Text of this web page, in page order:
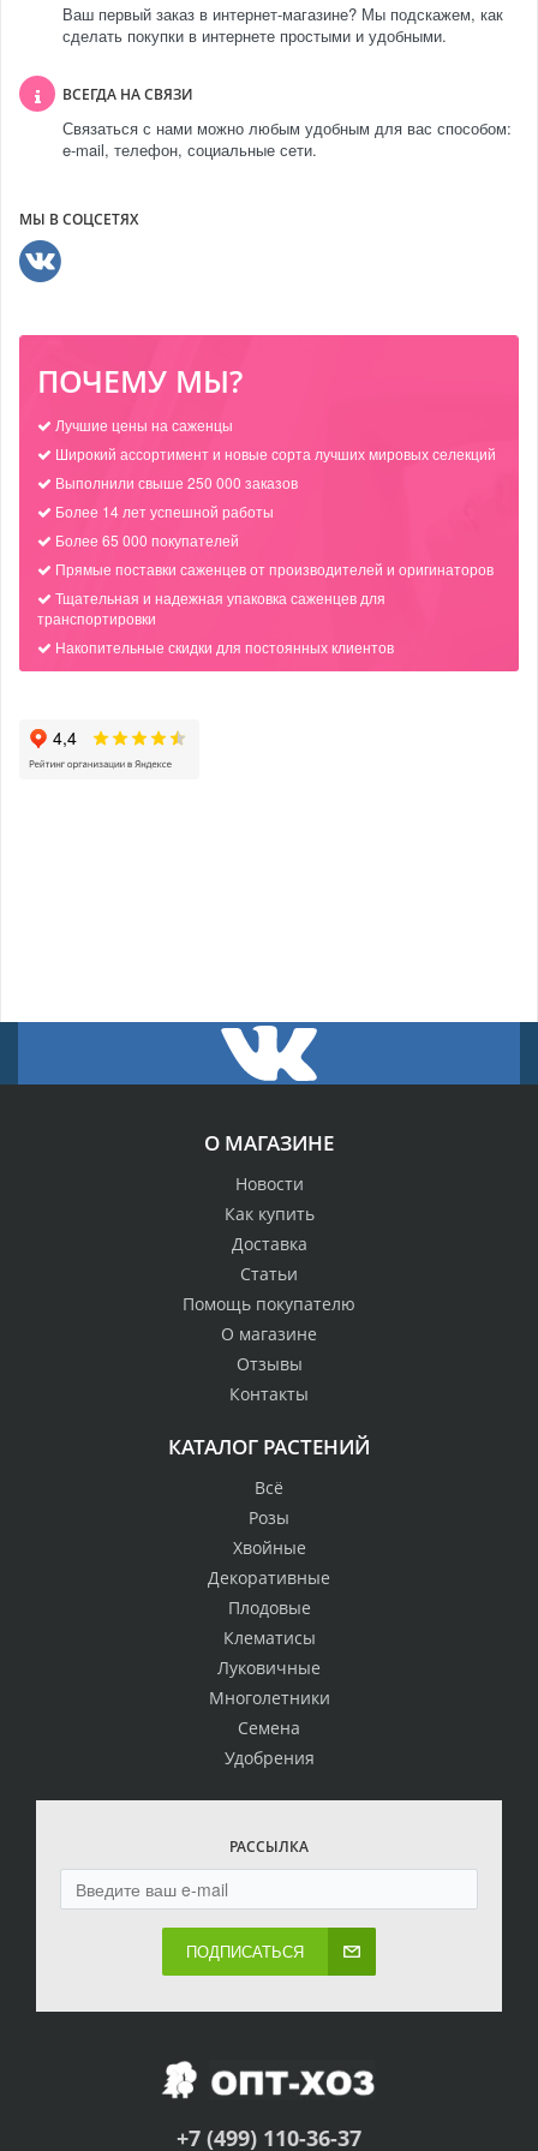
Ваш первый заказ в интернет-магазине? Мы подскажем, как
сделать покупки в интернете простыми и удобными.
ВСЕГДА НА СВЯЗИ
Связаться с нами можно любым удобным для вас способом:
e-mail, телефон, социальные сети.
МЫ В СОЦСЕТЯХ
ПОЧЕМУ МЫ?
Лучшие цены на саженцы
Широкий ассортимент и новые сорта лучших мировых селекций
Выполнили свыше 250 000 заказов
Более 14 лет успешной работы
Более 65 000 покупателей
Прямые поставки саженцев от производителей и оригинаторов
Тщательная и надежная упаковка саженцев для
транспортировки
Накопительные скидки для постоянных клиентов
О МАГАЗИНЕ
Новости
Как купить
Доставка
Статьи
Помощь покупателю
О магазине
Отзывы
Контакты
КАТАЛОГ РАСТЕНИЙ
Всё
Розы
Хвойные
Декоративные
Плодовые
Клематисы
Луковичные
Многолетники
Семена
Удобрения
РАССЫЛКА
ПОДПИСАТЬСЯ
+7 (499) 110-36-37